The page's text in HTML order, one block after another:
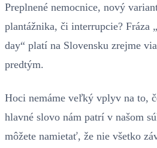
Preplnené nemocnice, nový
plantážnika, či interrupcie? Fráza
day“ platí na Slovensku zrejme
predtým.
Hoci nemáme veľký vplyv na to,
hlavné slovo nám patrí v našom
môžete namietať, že nie všetko